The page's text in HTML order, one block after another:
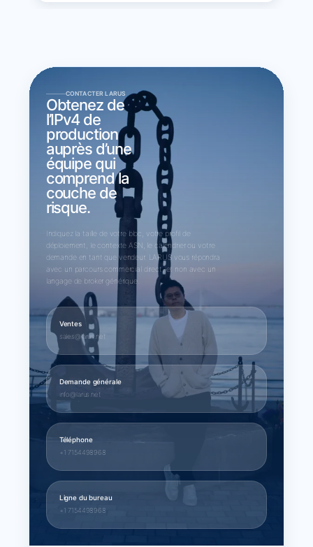
CONTACTER LARUS
Obtenez de
l’IPv4 de
production
auprès d’une
équipe qui
comprend la
couche de
risque.
Indiquez la taille de votre bloc, votre profil de
déploiement, le contexte ASN, le calendrier ou votre
demande en tant que vendeur. LARUS vous répondra
avec un parcours commercial direct, et non avec un
langage de broker générique.
Ventes
sales@larus.net
Demande générale
info@larus.net
Téléphone
+1 7154498968
Ligne du bureau
+1 7154498968